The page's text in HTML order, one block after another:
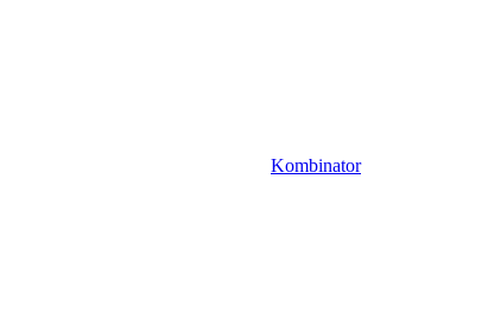
Kombinator